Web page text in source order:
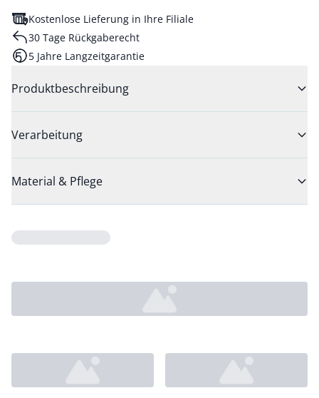
Kostenlose Lieferung in Ihre Filiale
30 Tage Rückgaberecht
5 Jahre Langzeitgarantie
Produktbeschreibung
Verarbeitung
Material & Pflege